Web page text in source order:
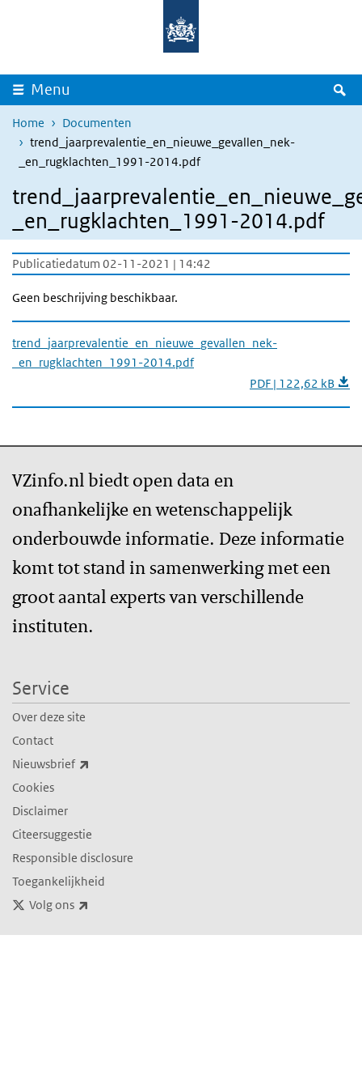
Overslaan en naar de inhoud gaan
Menu
Home
Documenten
trend_jaarprevalentie_en_nieuwe_gevallen_nek-
_en_rugklachten_1991-2014.pdf
_en_rugklachten_1991-2014.pdf
Publicatiedatum 02-11-2021 | 14:42
Geen beschrijving beschikbaar.
trend_jaarprevalentie_en_nieuwe_gevallen_nek-
_en_rugklachten_1991-2014.pdf
PDF | 122,62 kB
VZinfo.nl biedt open data en
onafhankelijke en wetenschappelijk
onderbouwde informatie. Deze informatie
komt tot stand in samenwerking met een
groot aantal experts van verschillende
instituten.
Service
Over deze site
Contact
Nieuwsbrief
Cookies
Disclaimer
Citeersuggestie
Responsible disclosure
Toegankelijkheid
Volg ons